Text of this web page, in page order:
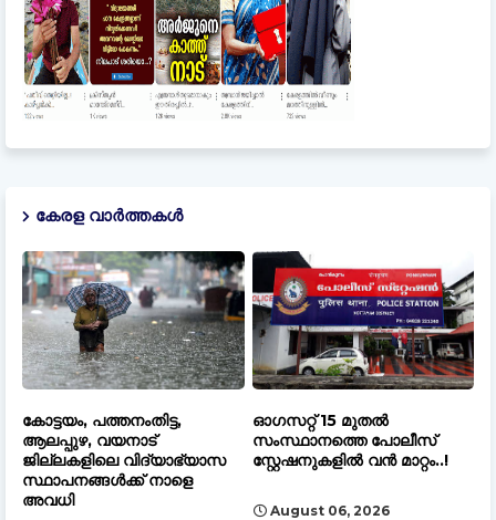
കേരള വാർത്തകൾ
കോട്ടയം, പത്തനംതിട്ട,
ആലപ്പുഴ, വയനാട്
ജില്ലകളിലെ വിദ്യാഭ്യാസ
സ്ഥാപനങ്ങൾക്ക് നാളെ
അവധി
ഓഗസറ്റ് 15 മുതല്‍
സംസ്ഥാനത്തെ പോലീസ്
സ്റ്റേഷനുകളിൽ വൻ മാറ്റം..!
August 06, 2026